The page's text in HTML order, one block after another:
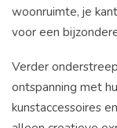
woonruimte, je
voor een
Verder
ontspanning met
kunstaccessoires